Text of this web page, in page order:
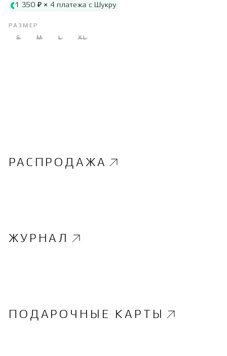
1 350 ₽ × 4 платежа с Шукру
РАЗМЕР
S M L XL
РАСПРОДАЖА
ЖУРНАЛ
ПОДАРОЧНЫЕ КАРТЫ